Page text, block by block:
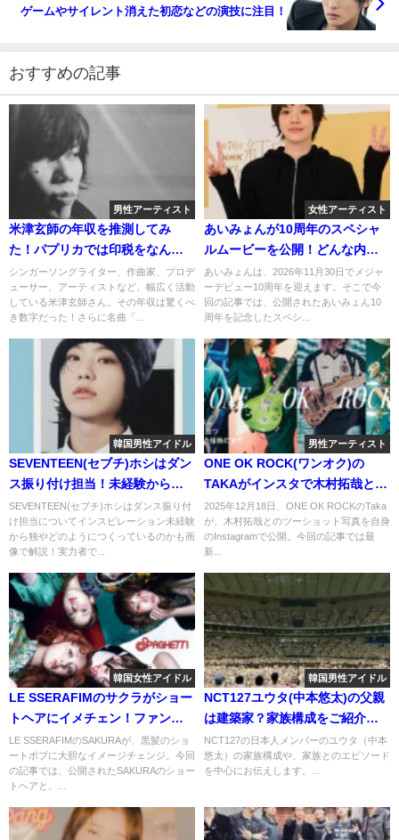
ゲームやサイレント消えた初恋などの演技に注目！
おすすめの記事
男性アーティスト
米津玄師の年収を推測してみ
た！パプリカでは印税をなんと
全額寄付！
シンガーソングライター、作曲家、プロデ
ューサー、アーティストなど、幅広く活動
している米津玄師さん。その年収は驚くべ
き数字だった！さらに名曲「...
女性アーティスト
あいみょんが10周年のスペシャ
ルムービーを公開！どんな内
容？
あいみょんは、2026年11月30日でメジャ
ーデビュー10周年を迎えます。そこで今
回の記事では、公開されたあいみょん10
周年を記念したスペシ...
韓国男性アイドル
SEVENTEEN(セブチ)ホシはダン
ス振り付け担当！未経験から独
学で覚えた実力者！
SEVENTEEN(セブチ)ホシはダンス振り付
け担当についてインスピレーション未経験
から独やどのようにつくっているのかも画
像で解説！実力者で...
男性アーティスト
ONE OK ROCK(ワンオク)の
TAKAがインスタで木村拓哉との
ツーショット写真を公開！ファ
ンの反応は？
2025年12月18日、ONE OK ROCKのTaka
が、木村拓哉とのツーショット写真を自身
のInstagramで公開。今回の記事では最
新...
韓国女性アイドル
LE SSERAFIMのサクラがショー
トヘアにイメチェン！ファンの
反応は？
LE SSERAFIMのSAKURAが、黒髪のショ
ートボブに大胆なイメージチェンジ。今回
の記事では、公開されたSAKURAのショー
トヘアと、...
韓国男性アイドル
NCT127ユウタ(中本悠太)の父親
は建築家？家族構成をご紹介し
ます！
NCT127の日本人メンバーのユウタ（中本
悠太）の家族構成や、家族とのエピソード
を中心にお伝えします。...